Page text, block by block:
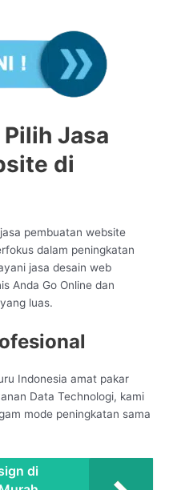
Jasa
di
pembuatan website
dalam peningkatan
jasa desain web
Anda Go Online dan
luas.
Indonesia amat pakar
Data Technologi, kami
mode peningkatan sama
di